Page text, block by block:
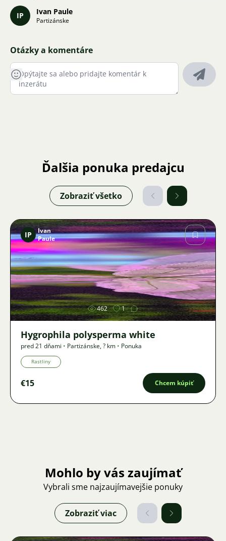
IP Ivan Paule
Partizánske
Otázky a komentáre
Ďalšia ponuka predajcu
Zobraziť všetko
Obrázok
IP
Ivan
Paule
462 1
Hygrophila polysperma white
pred 21 dňami • Partizánske,? km • Ponuka
Rastliny
€15 Chcem kúpiť
Mohlo by vás zaujímať
Vybrali sme najzaujímavejšie ponuky
Zobraziť viac